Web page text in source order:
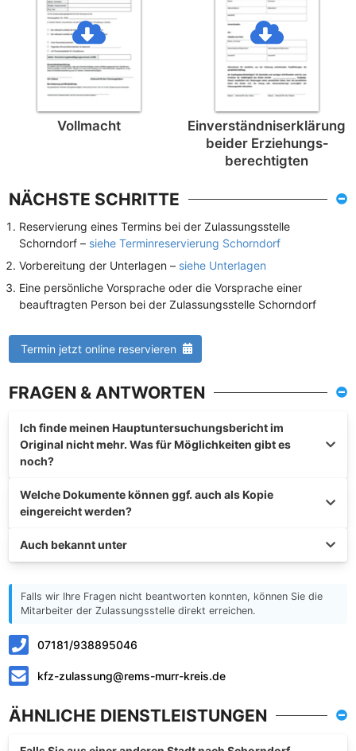
Vollmacht
Einverständnis­erklärung
beider Erziehungs­
berechtigten
NÄCHSTE SCHRITTE
Reservierung eines Termins bei der Zulassungsstelle
Schorndorf – siehe Terminreservierung Schorndorf
Vorbereitung der Unterlagen – siehe Unterlagen
Eine persönliche Vorsprache oder die Vorsprache einer
beauftragten Person bei der Zulassungsstelle Schorndorf
Termin jetzt online reservieren
FRAGEN & ANTWORTEN
Ich finde meinen Hauptuntersuchungsbericht im
Original nicht mehr. Was für Möglichkeiten gibt es
noch?
Welche Dokumente können ggf. auch als Kopie
eingereicht werden?
Auch bekannt unter
Falls wir Ihre Fragen nicht beantworten konnten, können Sie die
Mitarbeiter der Zulassungsstelle direkt erreichen.
07181/938895046
kfz-zulassung@rems-murr-kreis.de
ÄHNLICHE DIENSTLEISTUNGEN